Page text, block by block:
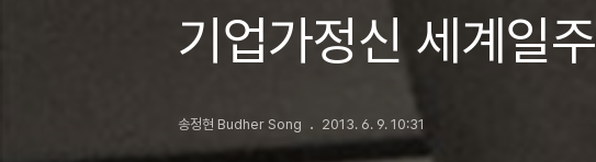
기업가정신 세계일주
송정현 Budher Song 2013. 6. 9. 10:31